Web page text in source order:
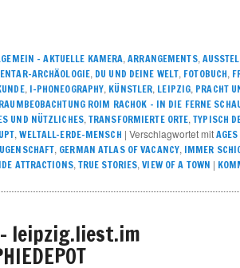
– AKTUELLE KAMERA,ARRANGEMENTS,
ARCHÄOLOGIE, DU UND DEINE WELT, FOTOBUCH,
, I-PHONEOGRAPHY, KÜNSTLER, LEIPZIG, PRACHT
RAUMBEOBACHTUNG ROIM RACHOK – IN DIE FERNE
UND NÜTZLICHES, TRANSFORMIERTE ORTE,TYPISCH
,WELTALL-ERDE-MENSCH | Verschlagwortet mit
, GERMAN ATLAS OF VACANCY, IMMER
ATTRACTIONS, TRUE STORIES,VIEW OF A TOWN |
leipzig.liest.im